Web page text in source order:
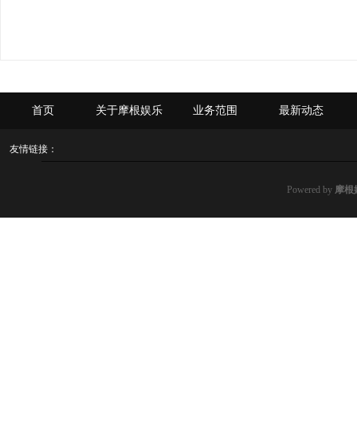
首页 关于摩根娱乐 业务范围 最新动态
友情链接：
Powered by 摩根